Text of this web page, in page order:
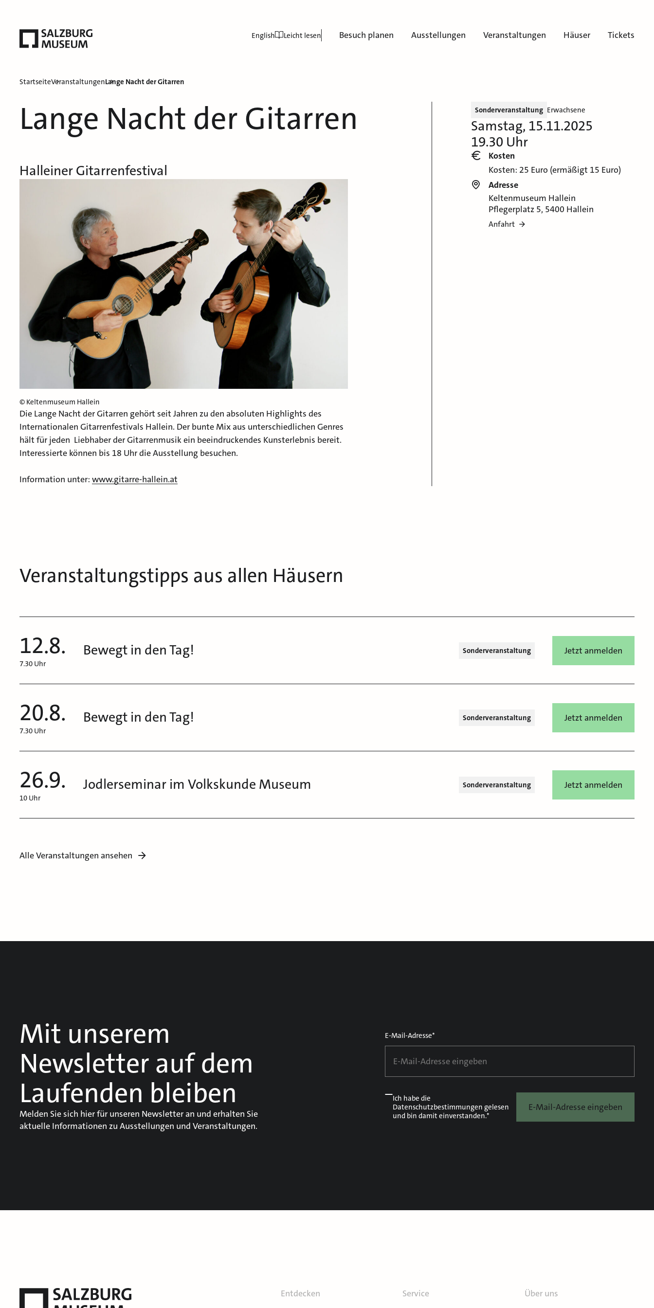
Besuch planen Ausstellungen Veranstaltungen Häuser Tickets
English Leicht lesen
StartseiteVeranstaltungenLange Nacht der Gitarren
Lange Nacht der Gitarren
Halleiner Gitarrenfestival
© Keltenmuseum Hallein
Die Lange Nacht der Gitarren gehört seit Jahren zu den absoluten Highlights des
Internationalen Gitarrenfestivals Hallein. Der bunte Mix aus unterschiedlichen Genres
hält für jeden Liebhaber der Gitarrenmusik ein beeindruckendes Kunsterlebnis bereit.
Interessierte können bis 18 Uhr die Ausstellung besuchen.
Information unter: www.gitarre-hallein.at
Sonderveranstaltung Erwachsene
Samstag, 15.11.2025
19.30 Uhr
Kosten
Kosten: 25 Euro (ermäßigt 15 Euro)
Adresse
Keltenmuseum Hallein
Pflegerplatz 5, 5400 Hallein
Anfahrt
Veranstaltungstipps aus allen Häusern
12.8.
7.30 Uhr
Bewegt in den Tag! Sonderveranstaltung Jetzt anmelden
20.8.
7.30 Uhr
Bewegt in den Tag! Sonderveranstaltung Jetzt anmelden
26.9.
10 Uhr
Jodlerseminar im Volkskunde Museum Sonderveranstaltung Jetzt anmelden
Alle Veranstaltungen ansehen
Mit unserem
Newsletter auf dem
Laufenden bleiben
Melden Sie sich hier für unseren Newsletter an und erhalten Sie
aktuelle Informationen zu Ausstellungen und Veranstaltungen.
E-Mail-Adresse*
Ich habe die
Datenschutzbestimmungen gelesen
und bin damit einverstanden.*
E-Mail-Adresse eingeben
Entdecken Service Über uns